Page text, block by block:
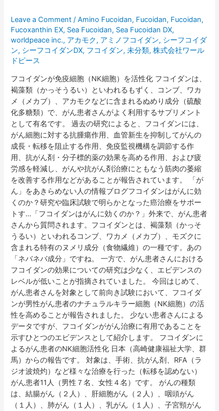
Leave a Comment /Amino Fucoidan, Fucoidan, Fucoidan,
Fucoxanthin EX, Sea Fucoidan, Sea Fucoidan DX,
worldpeace inc., アカモク, アミノフコイダン, シーフコイダ
ン, シーフコイダンDX, フコイダン,未分類,株式会社ワール
ドピース
フコイダンが免疫細胞（NK細胞）を活性化 フコイダンは、
褐藻類（かっそうるい）といわれるもずく、コンブ、ワカ
メ（メカブ）、アカモクなどに含まれるぬめり成分（硫酸
化多糖類）で、がん患者さんがよく利用するサプリメント
として有名です。 過去の研究によると、フコイダンには、
がん細胞に対する抗腫瘍作用、血管新生を抑制してがんの
成長・転移を阻止する作用、免疫監視機構を調節する作
用、抗がん剤・分子標的薬の効果を高める作用、および疲
労感を軽減し、がんや抗がん剤治療にともなう筋肉の萎縮
を改善する作用などがあることが報告されています。 「が
ん」をあきらめない人の情報ブログフコイダンはがんに効
くのか？研究や臨床試験で明らかとなった癌治療をサポー
トす…「フコイダンはがんに効くのか？」外来で、がん患者
さんから質問されます。フコイダンとは、褐藻類（かっそ
うるい）といわれるコンブ、ワカメ（メカブ）、モズクに
含まれる特有のヌメリ成分（食物繊維）の一種です。あの
「ネバネバ成分」ですね。 一方で、がん患者さんにおける
フコイダンの効果についての研究は少なく、エビデンスの
レベルが低いことが指摘されていました。 今回はじめて、
がん患者さんを対象として前向き試験において、フコイダ
ンが男性がん患者のナチュラルキラー細胞（NK細胞）の活
性を高めることが報告されました。 少ない患者さんによる
データですが、フコイダンががん治療に有用であることを
示すひとつのエビデンスとして紹介します。 フコイダンに
よるがん患者のNK細胞活性化 日本（高崎健康福祉大学、群
馬）からの報告です。 対象は、手術、抗がん剤、RFA（ラ
ジオ波焼灼）など様々な治療を行った（転移を認めない）
がん患者11人（男性７名、女性４名）です。 がんの種類
は、結腸がん（２人）、肝細胞がん（２人）、咽頭がん
（１人）、肺がん（１人）、乳がん（１人）、子宮頸がん
で
免
疫
力
を
げ
る